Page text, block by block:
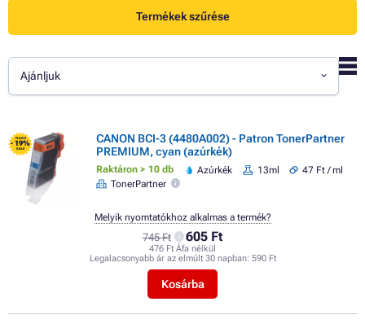
Termékek szűrése
Ajánljuk
FLASH
- 19%
SALE
CANON BCI-3 (4480A002) - Patron TonerPartner
PREMIUM, cyan (azúrkék)
Raktáron > 10 db Azúrkék 13ml
47 Ft / ml
TonerPartner
745 Ft 605 Ft
476 Ft Áfa nélkül
Legalacsonyabb ár az elmúlt 30 napban: 590 Ft
Kosárba
Melyik nyomtatókhoz alkalmas a termék?